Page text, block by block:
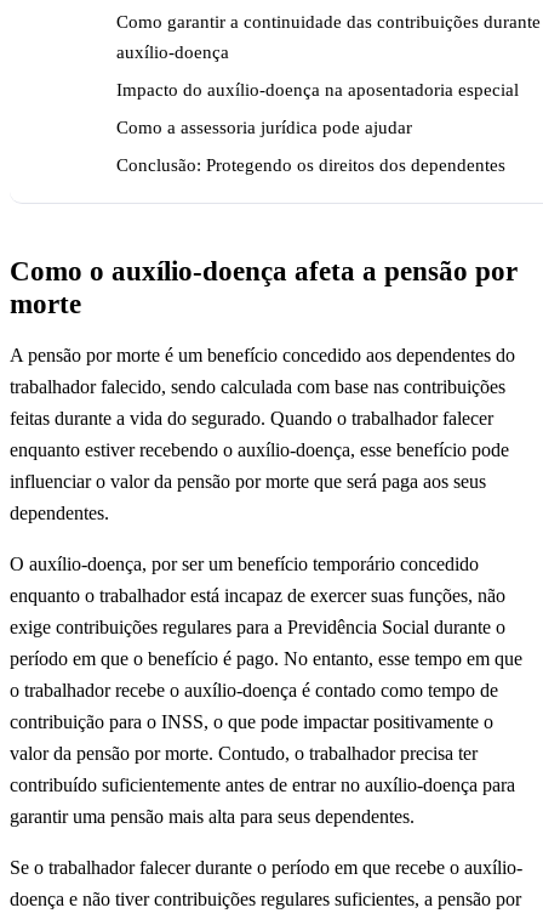
Como garantir a continuidade das contribuições
auxílio-doença
Impacto do auxílio-doença na aposentadoria especial
Como a assessoria jurídica pode ajudar
Conclusão: Protegendo os direitos dos dependentes
Como o auxílio-doença afeta a pensão por
morte
A pensão por morte é um benefício concedido aos dependentes do
trabalhador falecido, sendo calculada com base nas contribuições
feitas durante a vida do segurado. Quando o trabalhador falecer
enquanto estiver recebendo o auxílio-doença, esse benefício pode
influenciar o valor da pensão por morte que será paga aos seus
dependentes.
O auxílio-doença, por ser um benefício temporário concedido
enquanto o trabalhador está incapaz de exercer suas funções, não
exige contribuições regulares para a Previdência Social durante o
período em que o benefício é pago. No entanto, esse tempo em que
o trabalhador recebe o auxílio-doença é contado como tempo de
contribuição para o INSS, o que pode impactar positivamente o
valor da pensão por morte. Contudo, o trabalhador precisa ter
contribuído suficientemente antes de entrar no auxílio-doença para
garantir uma pensão mais alta para seus dependentes.
Se o trabalhador falecer durante o período em que recebe o auxílio-
doença e não tiver contribuições regulares suficientes, a pensão por